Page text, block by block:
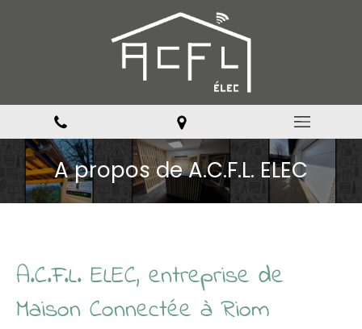
A propos de A.C.F.L. ELEC
A.C.F.L. ELEC, entreprise de
Maison Connectée à Riom